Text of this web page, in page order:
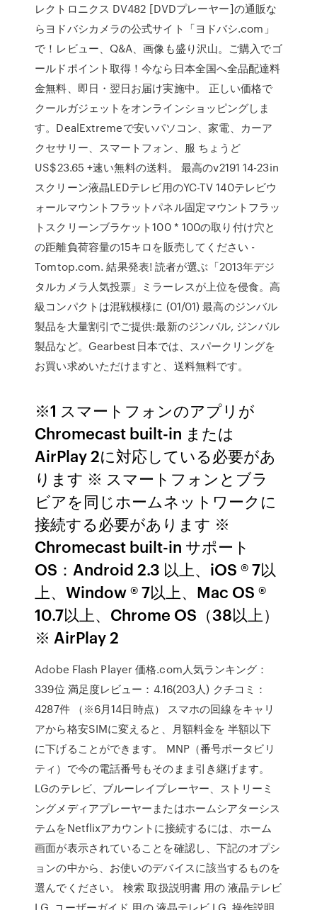
レクトロニクス DV482 [DVDプレーヤー]の通販な
らヨドバシカメラの公式サイト「ヨドバシ.com」
で！レビュー、Q&A、画像も盛り沢山。ご購入でゴ
ールドポイント取得！今なら日本全国へ全品配達料
金無料、即日・翌日お届け実施中。 正しい価格で
クールガジェットをオンラインショッピングしま
す。DealExtremeで安いパソコン、家電、カーア
クセサリー、スマートフォン、服 ちょうど
US$23.65 +速い無料の送料。 最高のv2191 14-23in
スクリーン液晶LEDテレビ用のYC-TV 140テレビウ
ォールマウントフラットパネル固定マウントフラッ
トスクリーンブラケット100 * 100の取り付け穴と
の距離負荷容量の15キロを販売してください -
Tomtop.com. 結果発表! 読者が選ぶ「2013年デジ
タルカメラ人気投票」ミラーレスが上位を侵食。高
級コンパクトは混戦模様に (01/01) 最高のジンバル
製品を大量割引でご提供:最新のジンバル, ジンバル
製品など。Gearbest日本では、スパークリングを
お買い求めいただけますと、送料無料です。
※1 スマートフォンのアプリが
Chromecast built-in または
AirPlay 2に対応している必要があ
ります ※ スマートフォンとブラ
ビアを同じホームネットワークに
接続する必要があります ※
Chromecast built-in サポート
OS：Android 2.3 以上、iOS ® 7以
上、Window ® 7以上、Mac OS ®
10.7以上、Chrome OS（38以上）
※ AirPlay 2
Adobe Flash Player 価格.com人気ランキング：
339位 満足度レビュー：4.16(203人) クチコミ：
4287件 （※6月14日時点） スマホの回線をキャリ
アから格安SIMに変えると、月額料金を 半額以下
に下げることができます。 MNP（番号ポータビリ
ティ）で今の電話番号もそのまま引き継げます。
LGのテレビ、ブルーレイプレーヤー、ストリーミ
ングメディアプレーヤーまたはホームシアターシス
テムをNetflixアカウントに接続するには、ホーム
画面が表示されていることを確認し、下記のオプシ
ョンの中から、お使いのデバイスに該当するものを
選んでください。 検索 取扱説明書 用の 液晶テレビ
LG, ユーザーガイド 用の 液晶テレビ LG, 操作説明